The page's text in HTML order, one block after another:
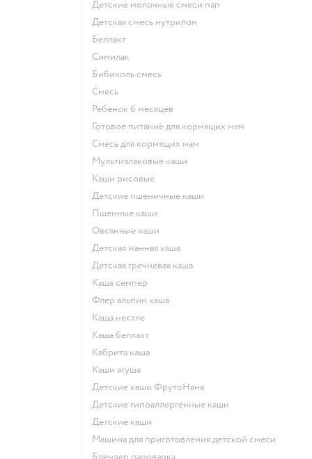
Детские молочные смеси nan
детская смесь нутрилон
беллакт
симилак
бибиколь смесь
смесь
ребенок 6 месяцев
готовое питание для кормящих мам
смесь для кормящих мам
Мультизлаковые каши
Каши рисовые
Детские пшеничные каши
Пшенные каши
овсянные каши
детская манная каша
детская гречневая каша
каша семпер
флер альпин каша
каша нестле
каша беллакт
кабрита каша
каши агуша
Детские каши ФрутоНяня
Детские гипоаллергенные каши
детские каши
машина для приготовления детской смеси
блендер пароварка